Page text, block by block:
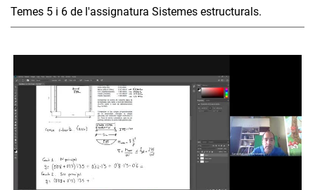
Temes 5 i 6 de l'assignatura Sistemes estructurals.